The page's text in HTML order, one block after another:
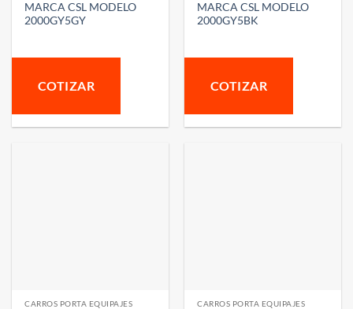
MARCA CSL MODELO
2000GY5GY
COTIZAR
MARCA CSL MODELO
2000GY5BK
COTIZAR
CARROS PORTA EQUIPAJES CARROS PORTA EQUIPAJES